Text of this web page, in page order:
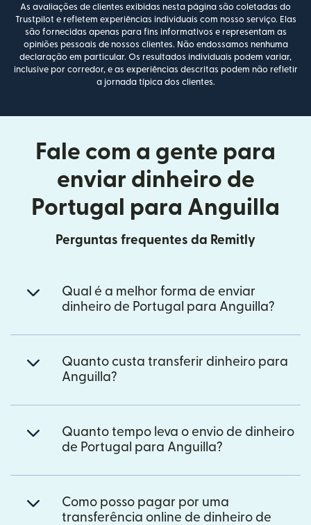
As avaliações de clientes exibidas nesta página são coletadas do
Trustpilot e refletem experiências individuais com nosso serviço. Elas
são fornecidas apenas para fins informativos e representam as
opiniões pessoais de nossos clientes. Não endossamos nenhuma
declaração em particular. Os resultados individuais podem variar,
inclusive por corredor, e as experiências descritas podem não refletir
a jornada típica dos clientes.
Fale com a gente para
enviar dinheiro de
Portugal para Anguilla
Perguntas frequentes da Remitly
Qual é a melhor forma de enviar
dinheiro de Portugal para Anguilla?
Quanto custa transferir dinheiro para
Anguilla?
Quanto tempo leva o envio de dinheiro
de Portugal para Anguilla?
Como posso pagar por uma
transferência online de dinheiro de